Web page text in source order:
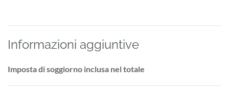
Informazioni aggiuntive
Imposta di soggiorno inclusa nel totale